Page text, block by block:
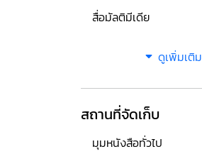
สื่อมัลติมีเดีย
ดูเพิ่มเติม
สถานที่จัดเก็บ
มุมหนังสือทั่วไป